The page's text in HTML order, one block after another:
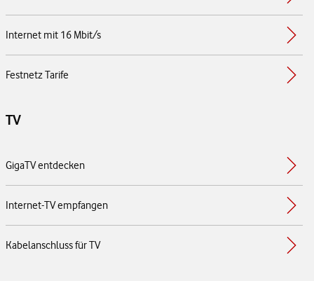
Internet mit 16 Mbit/s
Festnetz Tarife
TV
GigaTV entdecken
Internet-TV empfangen
Kabelanschluss für TV